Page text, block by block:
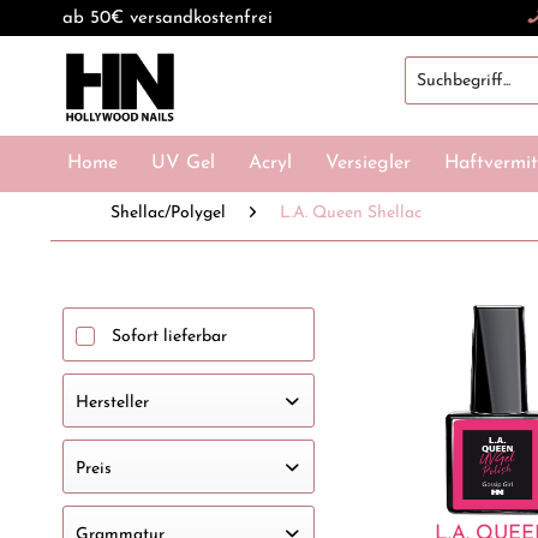
ab 50€ versandkostenfrei
Home UV Gel Acryl Versiegler
Shellac/Polygel L.A. Queen Shellac
Sofort lieferbar
Hersteller
Preis
L.A.